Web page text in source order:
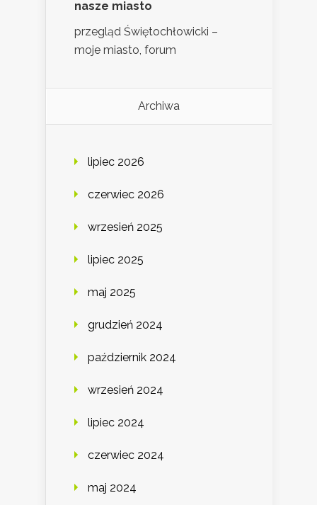
nasze miasto
przegląd Świętochłowicki –
moje miasto, forum
Archiwa
lipiec 2026
czerwiec 2026
wrzesień 2025
lipiec 2025
maj 2025
grudzień 2024
październik 2024
wrzesień 2024
lipiec 2024
czerwiec 2024
maj 2024